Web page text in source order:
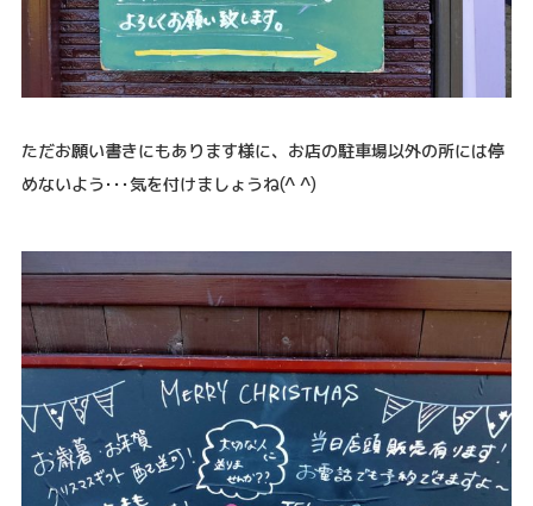
ただお願い書きにもあります様に、お店の駐車場以外の所には停
めないよう･･･気を付けましょうね(^ ^)